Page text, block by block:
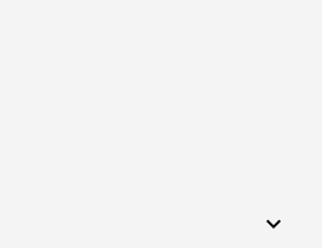
youtube
su instagram
expand_more